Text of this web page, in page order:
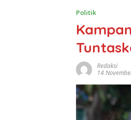
Politik
Redaksi
14